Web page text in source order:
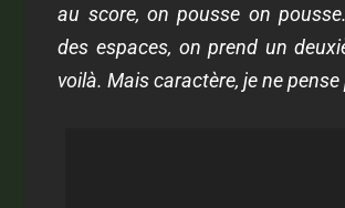
au score, on pousse on
des espaces, on prend un
voilà. Mais caractère, je ne pense